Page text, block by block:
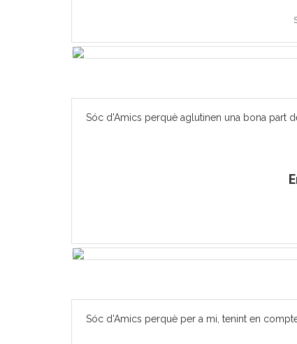
Sóc d'Amics perquè aglutinen una bona part
Sóc d'Amics perquè per a mi, tenint en